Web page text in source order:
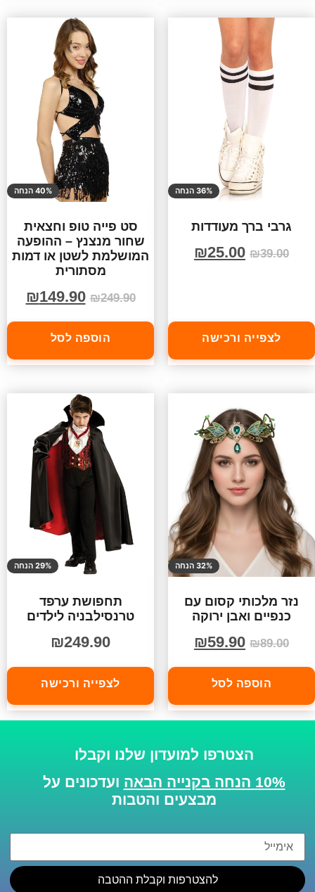
36% הנחה
גרבי ברך מעודדות
₪39.00
₪25.00
לצפייה ורכישה
40% הנחה
סט פייה טופ וחצאית
שחור מנצנץ – ההופעה
המושלמת לשטן או דמות
מסתורית
₪249.90
₪149.90
הוספה לסל
32% הנחה
נזר מלכותי קסום עם
כנפיים ואבן ירוקה
₪89.00
₪59.90
הוספה לסל
29% הנחה
תחפושת ערפד
טרנסילבניה לילדים
₪249.90
לצפייה ורכישה
הצטרפו למועדון שלנו וקבלו
10% הנחה בקנייה הבאה
ועדכונים על
מבצעים והטבות
להצטרפות וקבלת ההטבה